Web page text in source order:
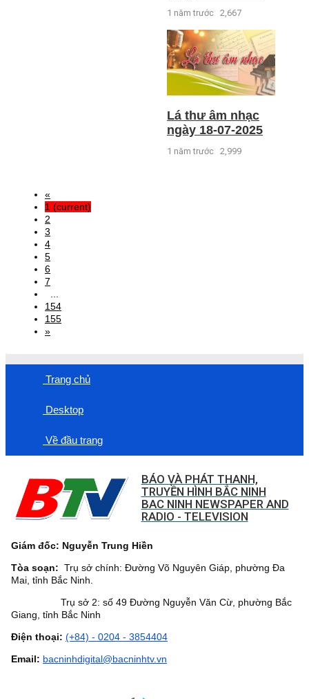
1 năm trước 2,667
Lá thư âm nhạc
ngày 18-07-2025
1 năm trước 2,999
«
1 (current)
2
3
4
5
6
7
154
155
»
Trang chủ
Desktop
Về đầu trang
BÁO VÀ PHÁT THANH,
TRUYỀN HÌNH BẮC NINH
BAC NINH NEWSPAPER AND
RADIO - TELEVISION
Giám đốc: Nguyễn Trung Hiền
Tòa soạn: Trụ sở chính: Đường Võ Nguyên Giáp, phường Đa
Mai, tỉnh Bắc Ninh.
Trụ sở 2: số 49 Đường Nguyễn Văn Cừ, phường Bắc
Giang, tỉnh Bắc Ninh
Điện thoại: (+84) - 0204 - 3854404
Email: bacninhdigital@bacninhtv.vn